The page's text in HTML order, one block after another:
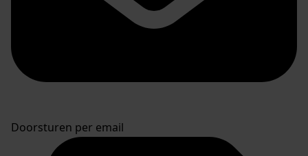
Doorsturen per email